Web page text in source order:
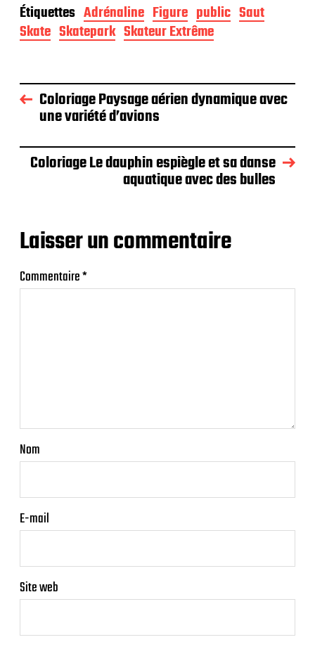
Étiquettes Adrénaline Figure public Saut
Skate Skatepark Skateur Extrême
Coloriage Paysage aérien dynamique avec
une variété d’avions
Coloriage Le dauphin espiègle et sa danse
aquatique avec des bulles
Laisser un commentaire
Commentaire*
Nom
E-mail
Site web